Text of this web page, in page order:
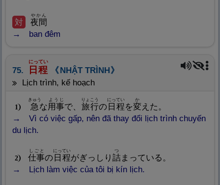
対 夜間
やかん
ban đêm
75. 日程
đo lường
にってい
NHẬT TRÌNH
lịch trình, kế hoạch
1 急
Nghĩa: Vội vàng, nóng ruột, sốt
きゅう
な用事
ようじ
で、 旅行
りょこう
の 日 程
にってい
を変
か
えた。
Vì có việc gấp, nên đã thay đổi lịch trình chuyến
du lịch.
2 仕事
しごと
の 日 程
にってい
がぎっしり詰
つ
まっている。
Lịch làm việc của tôi bị kín lịch.